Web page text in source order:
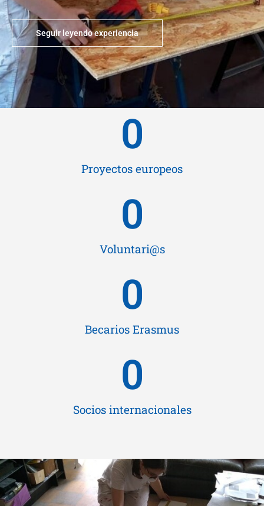
Seguir leyendo experiencia
Proyectos europeos
0
Voluntari@s
0
Becarios Erasmus
0
Socios internacionales
0